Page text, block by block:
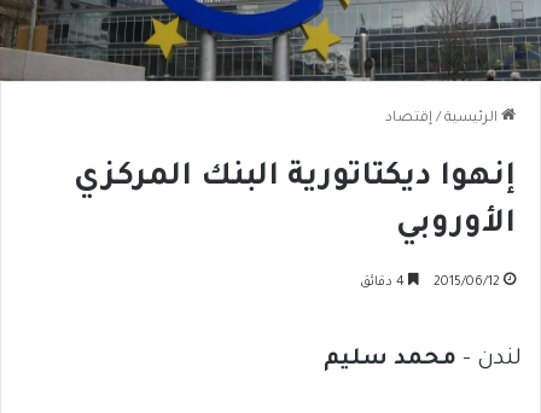
الرئيسية / إقتصاد
إنهوا ديكتاتورية البنك المركزي
الأوروبي
2015/06/12
لندن – محمد سليم